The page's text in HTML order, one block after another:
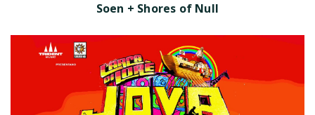
Soen + Shores of Null